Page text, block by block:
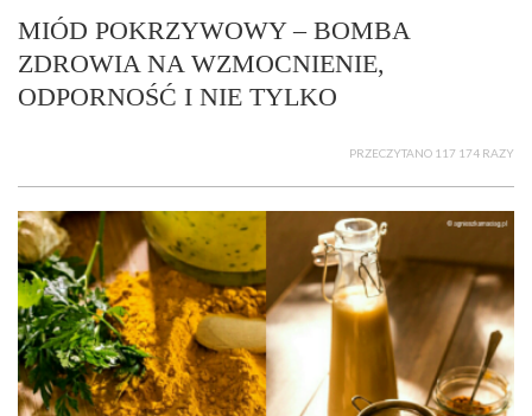
MIÓD POKRZYWOWY – BOMBA
ZDROWIA NA WZMOCNIENIE,
ODPORNOŚĆ I NIE TYLKO
PRZECZYTANO 117 174 RAZY